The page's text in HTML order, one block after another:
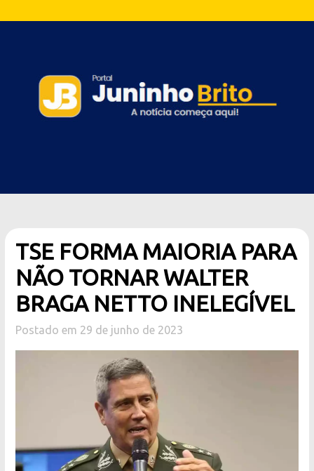
TSE FORMA MAIORIA PARA
NÃO TORNAR WALTER
BRAGA NETTO INELEGÍVEL
Postado em 29 de junho de 2023